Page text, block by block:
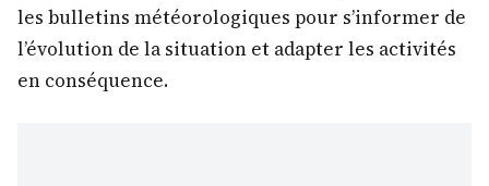
les bulletins météorologiques pour s’informer de
l’évolution de la situation et adapter les activités
en conséquence.